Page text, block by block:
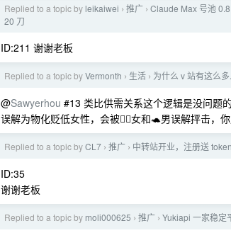
Replied to a topic by leikaiwei › 推广 › Claude Max 号池
20 刀
ID:211 谢谢老板
Replied to a topic byVermonth › 生活 › 为什么 v 站有这么
@Sawyerhou #13 类比供需关系这个逻辑是没问题
误解为物化贬低女性，会被🧚‍♀️女和🐢男误解抨击，
Replied to a topic byCL7 › 推广 › 中转站开业，注册送 token
ID:35
谢谢老板
Replied to a topic by moli000625 › 推广 › Yukiapi 一家稳定